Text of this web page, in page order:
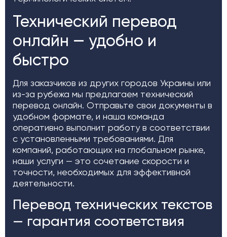
Технический перевод
онлайн — удобно и
быстро
Для заказчиков из других городов Украины или
из-за рубежа мы предлагаем технический
перевод онлайн. Отправьте свои документы в
удобном формате, и наша команда
оперативно выполнит работу в соответствии
с установленными требованиями. Для
компаний, работающих на глобальном рынке,
наши услуги — это сочетание скорости и
точности, необходимых для эффективной
деятельности.
Перевод технических текстов
— гарантия соответствия